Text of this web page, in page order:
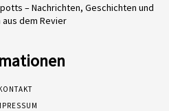
– Nachrichten, Geschichten und
dem Revier